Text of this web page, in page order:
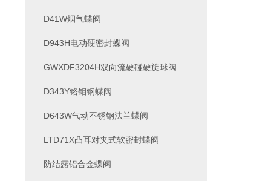
D41W烟气蝶阀
D943H电动硬密封蝶阀
GWXDF3204H双向流硬碰硬旋球阀
D343Y铬钼钢蝶阀
D643W气动不锈钢法兰蝶阀
LTD71X凸耳对夹式软密封蝶阀
防结露铝合金蝶阀